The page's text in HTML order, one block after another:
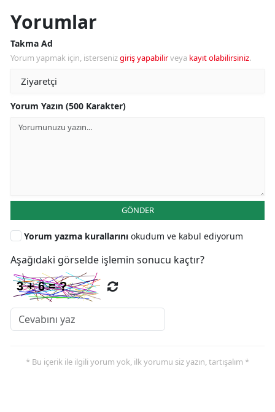
Yorumlar
Takma Ad
Yorum yapmak için, istersenizgiriş yapabilirveya kayıt olabilirsiniz.
Yorum Yazın (500 Karakter)
GÖNDER
Yorum yazma kurallarını okudum ve kabul ediyorum
Aşağıdaki görselde işlemin sonucu kaçtır?
* Bu içerik ile ilgili yorum yok, ilk yorumu siz yazın, tartışalım *